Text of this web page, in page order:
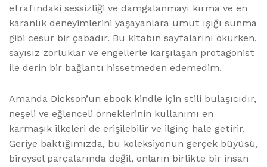
etrafındaki sessizliği ve damgalanmayı kırma ve en
karanlık deneyimlerini yaşayanlara umut ışığı sunma
gibi cesur bir çabadır. Bu kitabın sayfalarını okurken,
sayısız zorluklar ve engellerle karşılaşan protagonist
ile derin bir bağlantı hissetmeden edemedim.
Amanda Dickson’un ebook kindle için stili bulaşıcıdır,
neşeli ve eğlenceli örneklerinin kullanımı en
karmaşık ilkeleri de erişilebilir ve ilginç hale getirir.
Geriye baktığımızda, bu koleksiyonun gerçek büyüsü,
bireysel parçalarında değil, onların birlikte bir insan